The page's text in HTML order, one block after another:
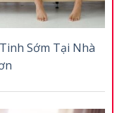
Sớm Tại Nhà